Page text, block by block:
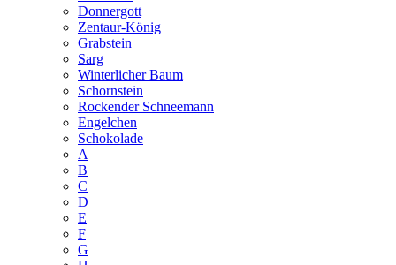
Donnergott
Zentaur-König
Grabstein
Sarg
Winterlicher Baum
Schornstein
Rockender Schneemann
Engelchen
Schokolade
A
B
C
D
E
F
G